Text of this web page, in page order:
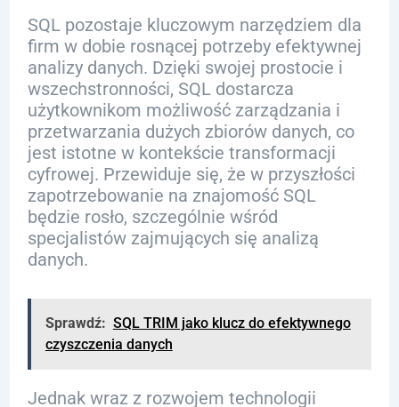
SQL pozostaje kluczowym narzędziem dla
firm w dobie rosnącej potrzeby efektywnej
analizy danych. Dzięki swojej prostocie i
wszechstronności, SQL dostarcza
użytkownikom możliwość zarządzania i
przetwarzania dużych zbiorów danych, co
jest istotne w kontekście transformacji
cyfrowej. Przewiduje się, że w przyszłości
zapotrzebowanie na znajomość SQL
będzie rosło, szczególnie wśród
specjalistów zajmujących się analizą
danych.
Sprawdź: SQL TRIM jako klucz do efektywnego
czyszczenia danych
Jednak wraz z rozwojem technologii